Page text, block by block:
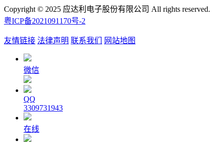
Copyright © 2025 应达利电子股份有限公司 All rights reserved.
粤ICP备2021091170号-2
友情链接 法律声明 联系我们 网站地图
微信
QQ
3309731943
在线